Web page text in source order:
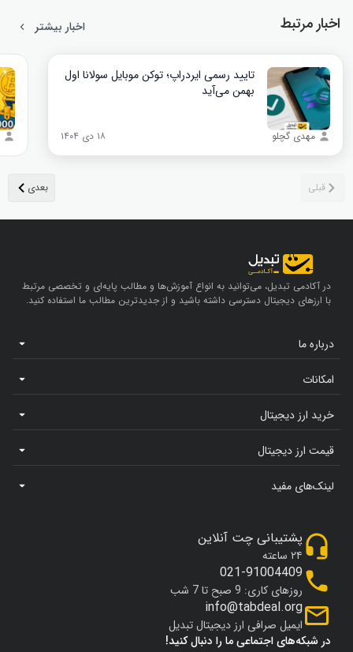
اخبار مرتبط اخبار بیشتر
تایید رسمی ایردراپ؛ توکن موبایل سولانا اول
بهمن می‌آید
مهدی گچلو ۱۸ دی ۱۴۰۴
در آکادمی تبدیل، می‌توانید به انواع آموزش‌ها و مطالب پایه‌ای و تخصصی مرتبط
با ارزهای دیجیتال دسترسی داشته باشید و از جدیدترین مطالب ما استفاده کنید.
درباره ما
امکانات
خرید ارز دیجیتال
قیمت ارز دیجیتال
لینک‌های مفید
در شبکه‌های اجتماعی ما را دنبال کنید!
پشتیبانی چت آنلاین
۲۴ ساعته
021-91004409
روزهای کاری: 9 صبح تا 7 شب
info@tabdeal.org
ایمیل صرافی ارز دیجیتال تبدیل